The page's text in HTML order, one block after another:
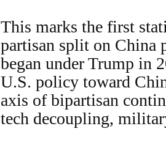
This marks the first
partisan split on China
began under Trump in
U.S. policy toward
axis of bipartisan
tech decoupling,